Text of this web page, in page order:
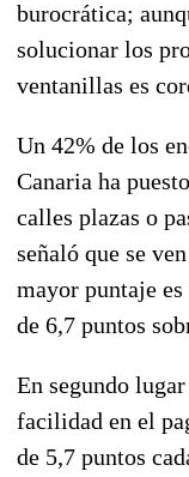
burocrática;
solucionar los
ventanillas es
Un 42% de los
Canaria ha
calles plazas o
señaló que se
mayor puntaje
de 6,7 puntos
En segundo
facilidad en el
de 5,7 puntos